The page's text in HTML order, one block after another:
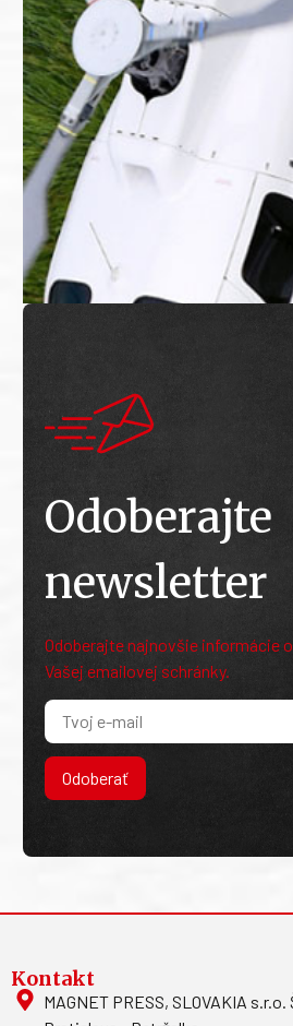
Odoberajte
newsletter
Odoberajte najnovšie informácie
Vašej emailovej schránky.
Odoberať
Kontakt
MAGNET PRESS, SLOVAKIA